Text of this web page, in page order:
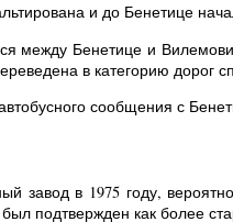
и до Бенетице
между Бенетице и
в категорию дорог
сообщения с
завод в 1975 году,
подтвержден как более